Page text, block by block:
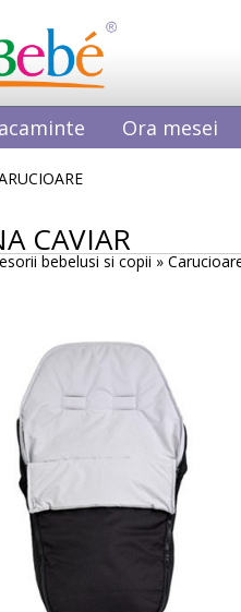
Ora mesei
CAVIAR
bebelusi si copii »